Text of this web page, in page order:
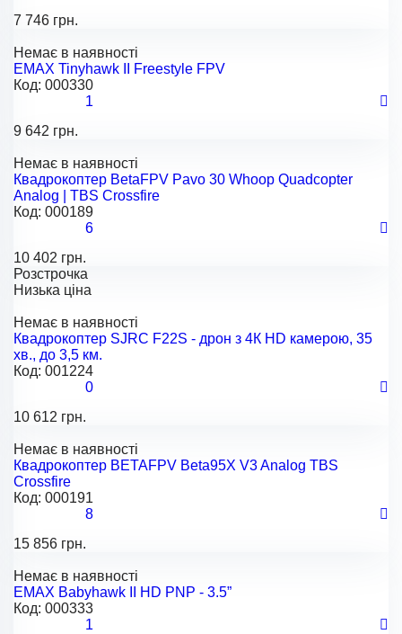
7 746 грн.
Немає в наявності
EMAX Tinyhawk II Freestyle FPV
Код: 000330
1
9 642 грн.
Немає в наявності
Квадрокоптер BetaFPV Pavo 30 Whoop Quadcopter
Analog | TBS Crossfire
Код: 000189
6
10 402 грн.
Розстрочка
Низька ціна
Немає в наявності
Квадрокоптер SJRC F22S - дрон з 4К HD камерою, 35
хв., до 3,5 км.
Код: 001224
0
10 612 грн.
Немає в наявності
Квадрокоптер BETAFPV Beta95X V3 Analog TBS
Crossfire
Код: 000191
8
15 856 грн.
Немає в наявності
EMAX Babyhawk II HD PNP - 3.5”
Код: 000333
1